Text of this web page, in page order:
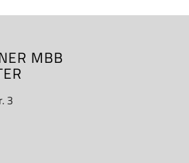
MBB
3